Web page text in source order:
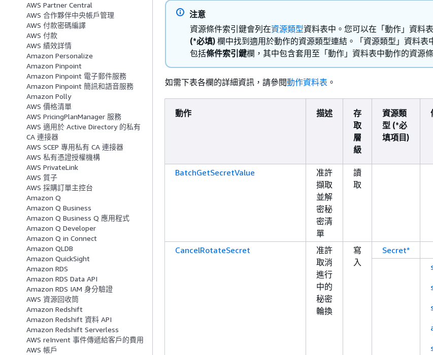
AWS Partner Central
AWS 合作夥伴中央帳戶管理
AWS 付款密碼編譯
AWS 付款
AWS 績效詳情
Amazon Personalize
Amazon Pinpoint
Amazon Pinpoint 電子郵件服務
Amazon Pinpoint 簡訊和語音服務
Amazon Polly
AWS 價格清單
AWS PricingPlanManager 服務
AWS 適用於 Active Directory 的私有
CA 連接器
AWS SCEP 專用私有 CA 連接器
AWS 私有憑證授權機構
AWS PrivateLink
AWS 質子
AWS 採購訂單主控台
Amazon Q
Amazon Q Business
Amazon Q Business Q 應用程式
Amazon Q Developer
Amazon Q in Connect
Amazon QLDB
Amazon QuickSight
Amazon RDS
Amazon RDS Data API
Amazon RDS IAM 身分驗證
AWS 資源回收筒
Amazon Redshift
Amazon Redshift 資料 API
Amazon Redshift Serverless
AWS reInvent 事件傳遞給客戶的費用
AWS 帳戶
注意
資源條件索引鍵會列在資源類型資料表中。您可以在「動作」資料
(*必填) 欄中找到適用於動作的資源類型連結。「資源類型」資料表
包括條件索引鍵欄，其中包含套用至「動作」資料表中動作的資源
如需下表各欄的詳細資訊，請參閱動作資料表 。
動作 描述
存
取
層
級
資源類
型 (*必
填項目)
BatchGetSecretValue
准許
擷取
並解
密秘
密清
單
讀
取
CancelRotateSecret
准許
取消
進行
中的
秘密
輪換
寫
入
Secret*